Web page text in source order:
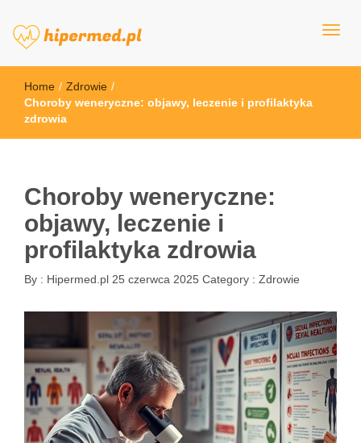
hipermed.pl
Home / Zdrowie /
Choroby weneryczne: objawy, leczenie i profilaktyka
zdrowia
Choroby weneryczne:
objawy, leczenie i
profilaktyka zdrowia
By : Hipermed.pl 25 czerwca 2025 Category : Zdrowie